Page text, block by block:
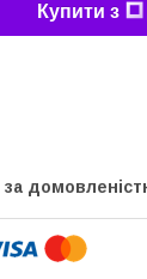
Купити з
за